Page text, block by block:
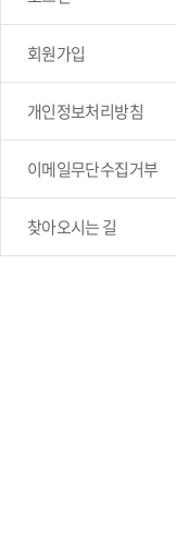
회원가입
개인정보처리방침
이메일무단수집거부
찾아오시는 길